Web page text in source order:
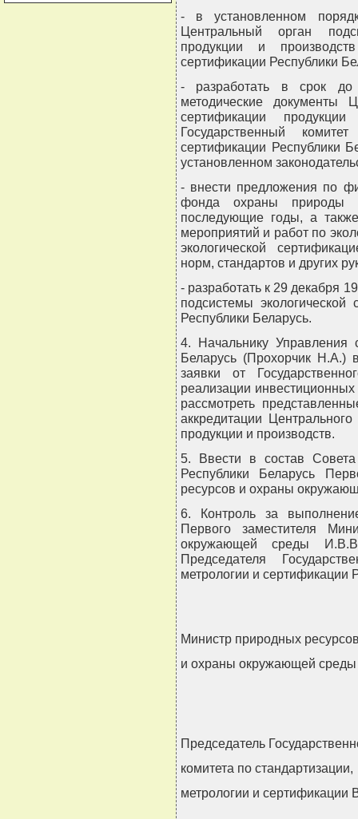
- в установленном
Центральный орган
продукции и
сертификации Республики
- разработать в срок
методические документы
сертификации
Государственный
сертификации Республики
установленном
- внести предложения по
фонда охраны природы
последующие годы, а
мероприятий и работ по
экологической
норм, стандартов и других
- разработать к 29 декабря
подсистемы экологической
Республики Беларусь.
4. Начальнику Управления
Беларусь (Прохорчик Н.А.)
заявки от
реализации
рассмотреть
аккредитации
продукции и производств.
5. Ввести в состав
Республики Беларусь
ресурсов и охраны
6. Контроль за
Первого заместителя
окружающей среды
Председателя
метрологии и сертификации
Министр природных
и охраны окружающей
Председатель
комитета по стандартизации,
метрологии и